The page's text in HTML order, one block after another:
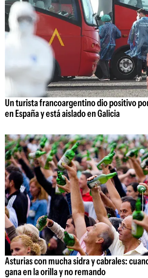
Un turista francoargentino dio positivo
en España y está aislado en Galicia
Asturias con mucha sidra y cabrales:
gana en la orilla y no remando